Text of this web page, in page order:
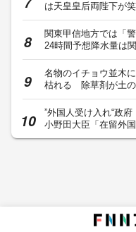
は天皇皇后両陛下が
関東甲信地方では「
24時間予想降水量は
名物のイチョウ並木
枯れる 除草剤が土
”外国人受け入れ“政
小野田大臣「在留外